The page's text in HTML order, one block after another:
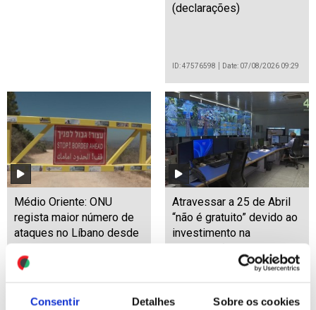
Consentir Detalhes Sobre os cookies
(declarações)
ID: 47576598 Date: 07/08/2026 09:29
Médio Oriente: ONU
regista maior número de
ataques no Líbano desde
Atravessar a 25 de Abril
“não é gratuito” devido ao
investimento na
manutenção - Lusoponte